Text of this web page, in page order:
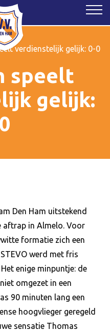
verdienstelijk gelijk: 0-0
speelt
gelijk:
Den Ham uitstekend
aftrap in Almelo. Voor
formatie zich een
werd met fris
enige minpuntje: de
omgezet in een
90 minuten lang een
hoogvlieger geregeld
sensatie Thomas